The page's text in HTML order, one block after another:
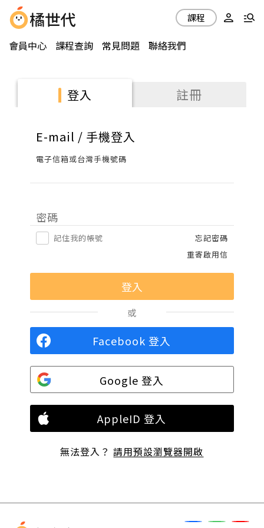
會員中心 課程查詢 常見問題 聯絡我們
課程
登入 註冊
E-mail / 手機登入
電子信箱或台灣手機號碼
密碼
記住我的帳號
忘記密碼
重寄啟用信
或
Facebook 登入
Google 登入
AppleID 登入
無法登入？請用預設瀏覽器開啟